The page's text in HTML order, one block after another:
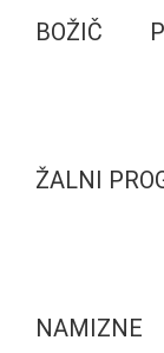
BOŽIČ
ŽALNI
NAMIZNE